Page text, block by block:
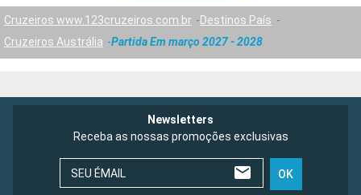
Cruzeiros www.123cruzeiros.com.br
Destinos País
Cruzeiros Austrália
Partida Em março 2027 - 2028
Newsletters
Receba as nossas promoções exclusivas
SEU ÉMAIL OK